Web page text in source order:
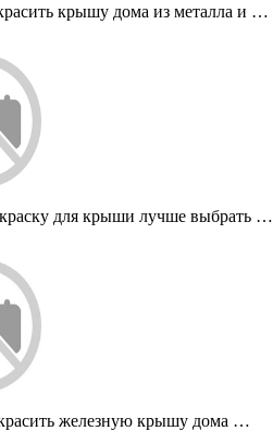
крышу дома из металла и …
для крыши лучше выбрать …
железную крышу дома …